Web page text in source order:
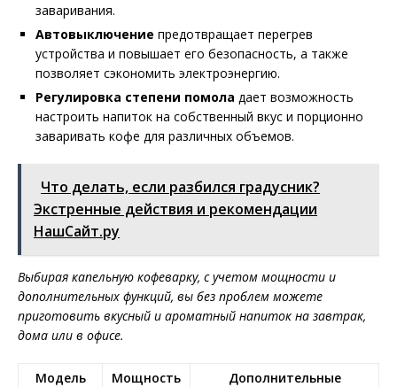
заваривания.
Автовыключение предотвращает перегрев
устройства и повышает его безопасность, а также
позволяет сэкономить электроэнергию.
Регулировка степени помола дает возможность
настроить напиток на собственный вкус и порционно
заваривать кофе для различных объемов.
Что делать, если разбился градусник?
Экстренные действия и рекомендации
НашСайт.ру
Выбирая капельную кофеварку, с учетом мощности и
дополнительных функций, вы без проблем можете
приготовить вкусный и ароматный напиток на завтрак,
дома или в офисе.
Модель Мощность
Дополнительные